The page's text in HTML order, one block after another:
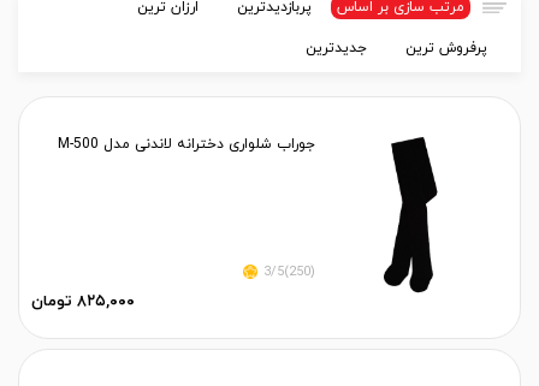
مرتب سازی بر اساس پربازدیدترین ارزان ترین
پرفروش ترین جدیدترین
جوراب شلواری دخترانه لاندنی مدل M-500
(250)3/5
۸۲۵,۰۰۰ تومان